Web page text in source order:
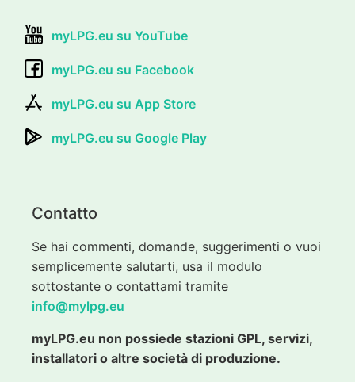
myLPG.eu su YouTube
myLPG.eu su Facebook
myLPG.eu su App Store
myLPG.eu su Google Play
Contatto
Se hai commenti, domande, suggerimenti o vuoi
semplicemente salutarti, usa il modulo
sottostante o contattami tramite
info@mylpg.eu
myLPG.eu non possiede stazioni GPL, servizi,
installatori o altre società di produzione.